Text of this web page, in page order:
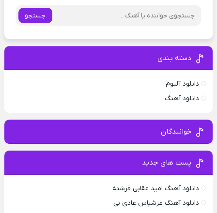
جستجو
دسته بندی
دانلود آلبوم
دانلود آهنگ
خوانندگان
پست های جدید
دانلود آهنگ امید عقابی فرشته
دانلود آهنگ عرشیاس عادی نی